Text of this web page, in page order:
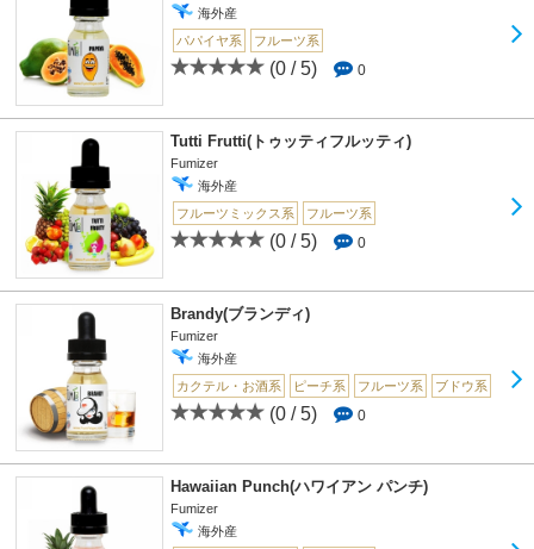
海外産
パパイヤ系
フルーツ系
(0 / 5) 0
Tutti Frutti(トゥッティフルッティ)
Fumizer
海外産
フルーツミックス系
フルーツ系
(0 / 5) 0
Brandy(ブランディ)
Fumizer
海外産
カクテル・お酒系
ピーチ系 フルーツ系 ブドウ系
(0 / 5) 0
Hawaiian Punch(ハワイアン パンチ)
Fumizer
海外産